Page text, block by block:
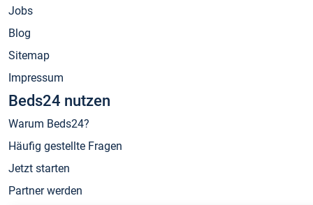
Jobs
Blog
Sitemap
Impressum
Beds24 nutzen
Warum Beds24?
Häufig gestellte Fragen
Jetzt starten
Partner werden